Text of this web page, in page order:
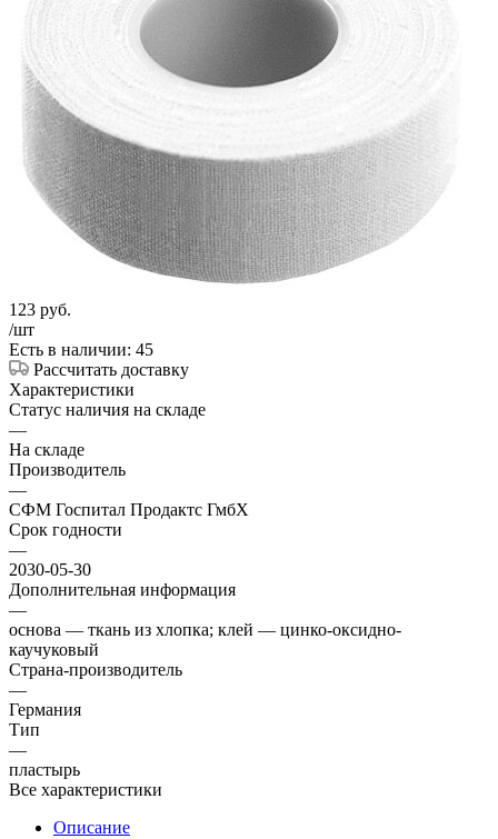
123 руб.
/шт
Есть в наличии: 45
Рассчитать доставку
Характеристики
Статус наличия на складе
—
На складе
Производитель
—
СФМ Госпитал Продактс ГмбХ
Срок годности
—
2030-05-30
Дополнительная информация
—
основа — ткань из хлопка; клей — цинко-оксидно-
каучуковый
Страна-производитель
—
Германия
Тип
—
пластырь
Все характеристики
Описание